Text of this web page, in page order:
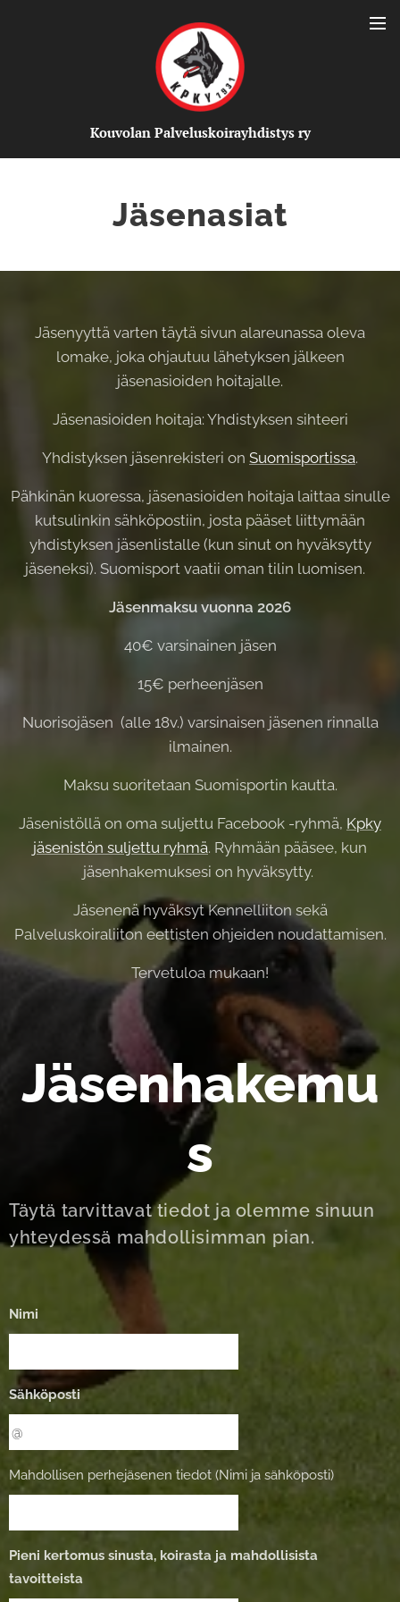
Kouvolan Palveluskoirayhdistys ry
Jäsenasiat
Jäsenyyttä varten täytä sivun alareunassa oleva
lomake, joka ohjautuu lähetyksen jälkeen
jäsenasioiden hoitajalle.
Jäsenasioiden hoitaja: Yhdistyksen sihteeri
Yhdistyksen jäsenrekisteri on Suomisportissa.
Pähkinän kuoressa, jäsenasioiden hoitaja laittaa sinulle
kutsulinkin sähköpostiin, josta pääset liittymään
yhdistyksen jäsenlistalle (kun sinut on hyväksytty
jäseneksi). Suomisport vaatii oman tilin luomisen.
Jäsenmaksu vuonna 2026
40€ varsinainen jäsen
15€ perheenjäsen
Nuorisojäsen (alle 18v.) varsinaisen jäsenen rinnalla
ilmainen.
Maksu suoritetaan Suomisportin kautta.
Jäsenistöllä on oma suljettu Facebook -ryhmä, Kpky
jäsenistön suljettu ryhmä. Ryhmään pääsee, kun
jäsenhakemuksesi on hyväksytty.
Jäsenenä hyväksyt Kennelliiton sekä
Palveluskoiraliiton eettisten ohjeiden noudattamisen.
Tervetuloa mukaan!
Jäsenhakemu
s
Täytä tarvittavat tiedot ja olemme sinuun
yhteydessä mahdollisimman pian.
Nimi
Sähköposti
Mahdollisen perhejäsenen tiedot (Nimi ja sähköposti)
Pieni kertomus sinusta, koirasta ja mahdollisista
tavoitteista